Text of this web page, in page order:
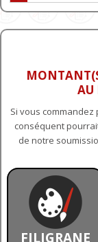
AU
Si vous
conséquent
de notre
FILIGRANE